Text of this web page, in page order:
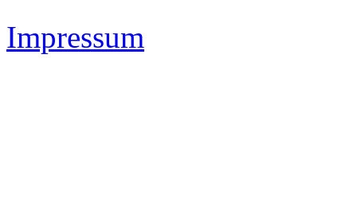
Impressum